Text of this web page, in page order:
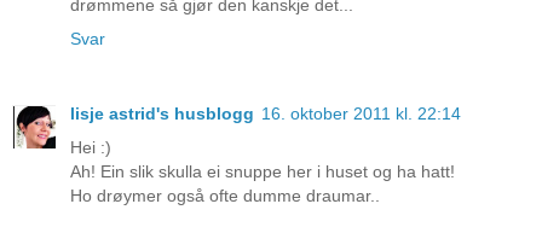
drømmene så gjør den kanskje det...
Svar
lisje astrid's husblogg 16. oktober 2011 kl. 22:14
Hei :)
Ah! Ein slik skulla ei snuppe her i huset og ha hatt!
Ho drøymer også ofte dumme draumar..